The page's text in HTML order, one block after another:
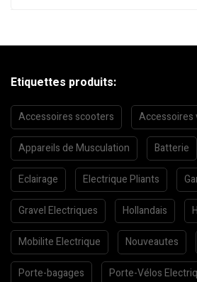
Etiquettes produits:
Accessoires scooters Accessoires
Appareils de Musculation Batterie
Eclairage Electrique Pliants
Gravel Electriques Hollandais
Mobilite Electrique Nouveautes
Porte-bagages Porte-Vélos